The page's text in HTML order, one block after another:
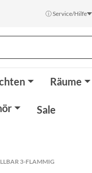
ⓘ Service/Hilfe
Räume
Sale
3-FLAMMIG